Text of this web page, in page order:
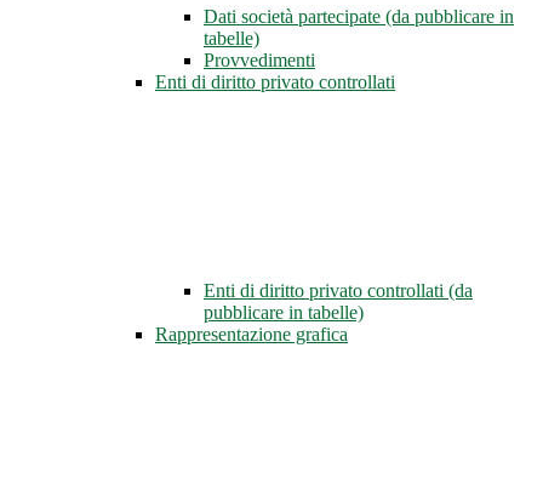
Dati società partecipate (da pubblicare in
tabelle)
Provvedimenti
Enti di diritto privato controllati
Enti di diritto privato controllati (da
pubblicare in tabelle)
Rappresentazione grafica